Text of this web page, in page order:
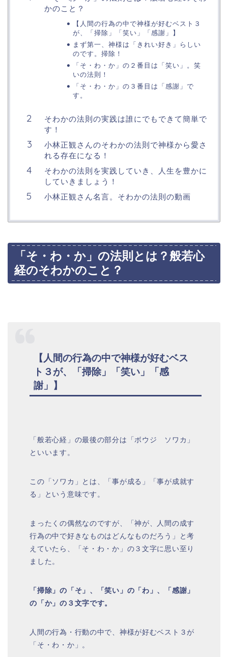
かのこと？
【人間の行為の中で神様が好むベスト３
が、「掃除」「笑い」「感謝」】
まず第一、神様は「きれい好き」らしい
のです。掃除！
「そ・わ・か」の２番目は「笑い」。笑
いの法則！
「そ・わ・か」の３番目は「感謝」で
す。
そわかの法則の実践は誰にでもできて簡単で
す！
小林正観さんのそわかの法則で神様から愛さ
れる存在になる！
そわかの法則を実践していき、人生を豊かに
していきましょう！
小林正観さん名言。そわかの法則の動画
「そ・わ・か」の法則とは？般若心
経のそわかのこと？
【人間の行為の中で神様が好むベス
ト３が、「掃除」「笑い」「感
謝」】
「般若心経」の最後の部分は「ボウジ ソワカ」
といいます。
この「ソワカ」とは、「事が成る」「事が成就す
る」という意味です。
まったくの偶然なのですが、「神が、人間の成す
行為の中で好きなものはどんなものだろう」と考
えていたら、「そ・わ・か」の３文字に思い至り
ました。
「掃除」の「そ」、「笑い」の「わ」、「感謝」
の「か」の３文字です。
人間の行為・行動の中で、神様が好むベスト３が
「そ・わ・か」。